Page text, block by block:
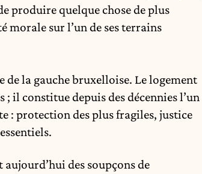
produire quelque chose de plus
morale sur l’un de ses terrains
la gauche bruxelloise. Le logement
il constitue depuis des décennies l’un
: protection des plus fragiles, justice
des soupçons de